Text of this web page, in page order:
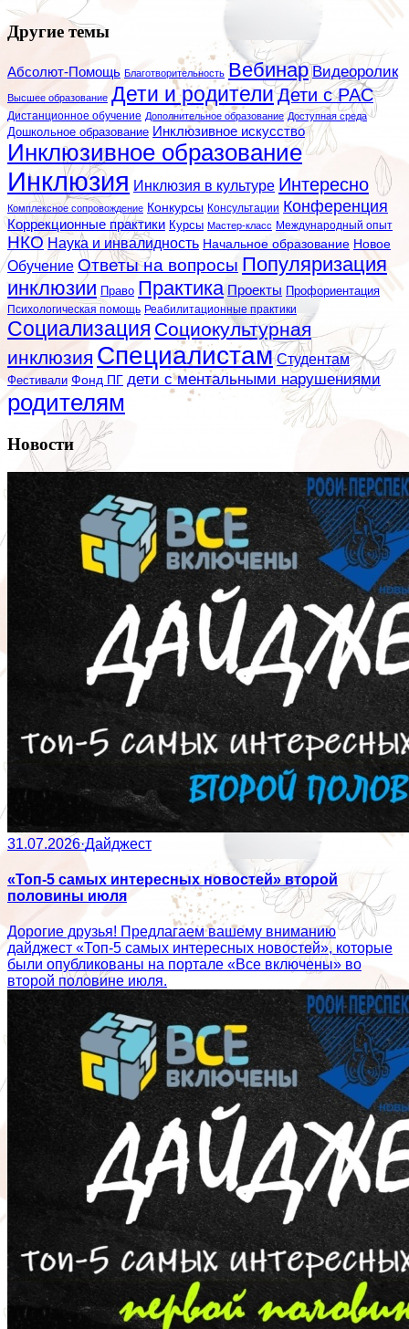
Другие темы
Абсолют-Помощь Благотворительность Вебинар Видеоролик
Высшее образование Дети и родители Дети с РАС
Дистанционное обучение Дополнительное образование Доступная среда
Дошкольное образование Инклюзивное искусство
Инклюзивное образование
Инклюзия Инклюзия в культуре Интересно
Комплексное сопровождение Конкурсы Консультации Конференция
Коррекционные практики Курсы Мастер-класс Международный опыт
НКО Наука и инвалидность Начальное образование Новое
Обучение Ответы на вопросы Популяризация
инклюзии
Право Практика Проекты Профориентация
Психологическая помощь Реабилитационные практики
Социализация Социокультурная
инклюзия Специалистам Студентам
Фестивали Фонд ПГ дети с ментальными нарушениями
родителям
Новости
31.07.2026·Дайджест
«Топ-5 самых интересных новостей» второй
половины июля
Дорогие друзья! Предлагаем вашему вниманию
дайджест «Топ-5 самых интересных новостей», которые
были опубликованы на портале «Все включены» во
второй половине июля.